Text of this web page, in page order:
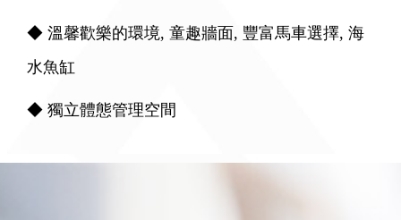
◆ 溫馨歡樂的環境, 童趣牆面, 豐富馬車選擇, 海
水魚缸
◆ 獨立體態管理空間